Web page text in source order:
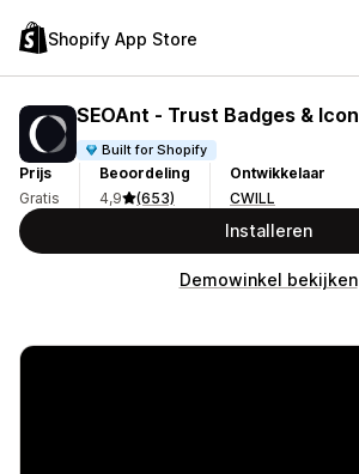
Shopify App Store
SEOAnt ‑ Trust Badges & Icon
Built for Shopify
Prijs
Gratis
Beoordeling
4,9
(653)
Ontwikkelaar
CWILL
Installeren
Demowinkel bekijken